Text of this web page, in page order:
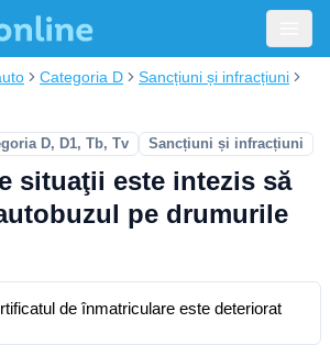
Categoria D
Sancțiuni și infracțiuni
D, D1, Tb, Tv Sancțiuni și infracțiuni
situaţii este intezis să
pe drumurile
de înmatriculare este deteriorat